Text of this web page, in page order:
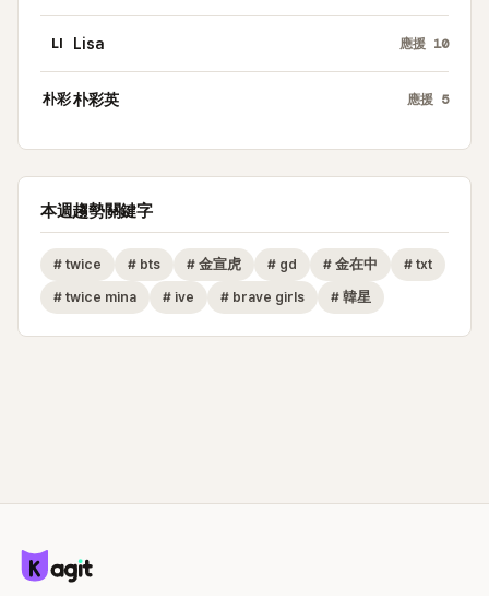
LI Lisa 應援 10
朴彩朴彩英 應援 5
本週趨勢關鍵字
# twice # bts # 金宣虎 # gd # 金在中 # txt
# twice mina # ive # brave girls # 韓星